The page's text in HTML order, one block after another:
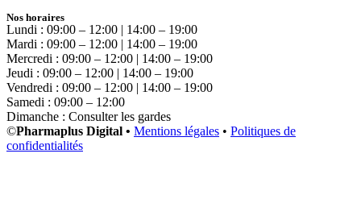
Nos horaires
Lundi : 09:00 – 12:00 | 14:00 – 19:00
Mardi : 09:00 – 12:00 | 14:00 – 19:00
Mercredi : 09:00 – 12:00 | 14:00 – 19:00
Jeudi : 09:00 – 12:00 | 14:00 – 19:00
Vendredi : 09:00 – 12:00 | 14:00 – 19:00
Samedi : 09:00 – 12:00
Dimanche : Consulter les gardes
©Pharmaplus Digital • Mentions légales • Politiques de
confidentialités